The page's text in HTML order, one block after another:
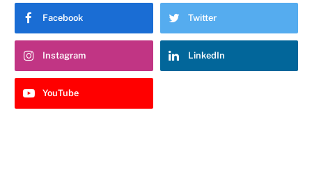
Facebook Twitter
Instagram LinkedIn
YouTube